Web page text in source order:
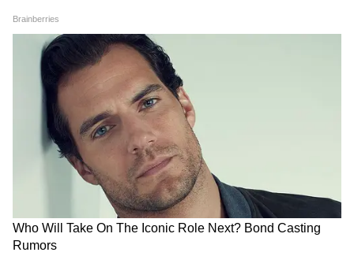
উচ্চ রক্তচাপ নিয়ন্ত্রণে রাখবেন?
ডায়েটে যোগ করুন এই ৬টি
Weight Loss: পেটের মেদ
কমাতে চান? ডায়েটে রাখুন
ফাইবার সমৃদ্ধ ৬ খাবার